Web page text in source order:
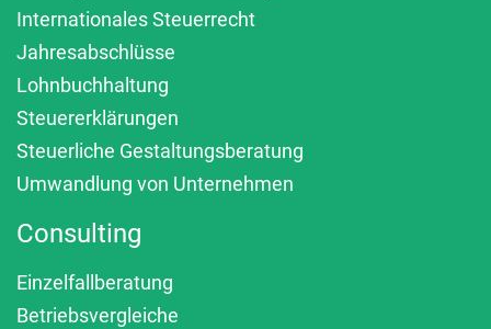
Internationales Steuerrecht
Jahresabschlüsse
Lohnbuchhaltung
Steuererklärungen
Steuerliche Gestaltungsberatung
Umwandlung von Unternehmen
Consulting
Einzelfallberatung
Betriebsvergleiche